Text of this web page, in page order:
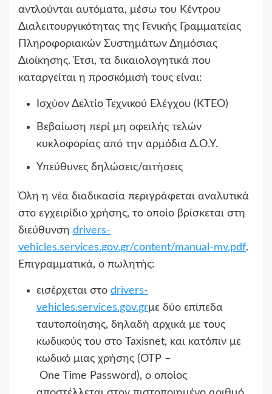
αντλούνται αυτόματα, μέσω του Κέντρου
Διαλειτουργικότητας της Γενικής Γραμματείας
Πληροφοριακών Συστημάτων Δημόσιας
Διοίκησης. Έτσι, τα δικαιολογητικά που
καταργείται η προσκόμισή τους είναι:
Ισχύον Δελτίο Τεχνικού Ελέγχου (ΚΤΕΟ)
Βεβαίωση περί μη οφειλής τελών
κυκλοφορίας από την αρμόδια Δ.Ο.Υ.
Υπεύθυνες δηλώσεις/αιτήσεις
Όλη η νέα διαδικασία περιγράφεται αναλυτικά
στο εγχειρίδιο χρήσης, το οποίο βρίσκεται στη
διεύθυνση drivers-
vehicles.services.gov.gr/content/manual-mv.pdf.
Επιγραμματικά, ο πωλητής:
εισέρχεται στο drivers-
vehicles.services.gov.grμε δύο επίπεδα
ταυτοποίησης, δηλαδή αρχικά με τους
κωδικούς του στο Taxisnet, και κατόπιν με
κωδικό μιας χρήσης (OTP –
One Time Password), ο οποίος